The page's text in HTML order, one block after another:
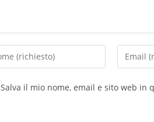
Salva il mio nome, email e sito web in